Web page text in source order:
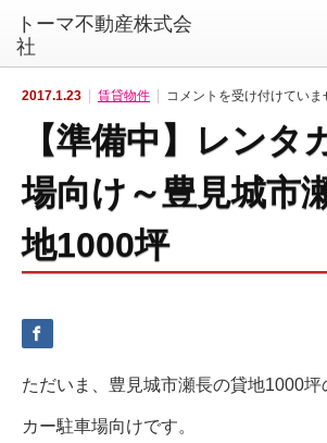
2017.1.23 賃貸物件
【準
中】
レ
ン
カ
ー
駐
場
向
～
の
貸
1
0
コメントを受け付けていま
【準備中】レンタ
場向け～豊見城市
地1000坪
ただいま、豊見城市瀬長の貸地1000坪
カー駐車場向けです。